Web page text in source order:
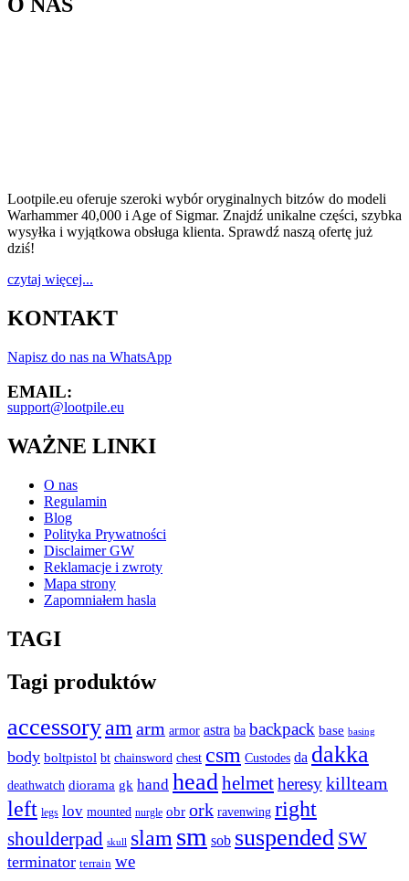
Lootpile.eu oferuje szeroki wybór oryginalnych bitzów do modeli
Warhammer 40,000 i Age of Sigmar. Znajdź unikalne części, szybka
wysyłka i wyjątkowa obsługa klienta. Sprawdź naszą ofertę już
dziś!
czytaj więcej...
KONTAKT
Napisz do nas na WhatsApp
EMAIL:
support@lootpile.eu
WAŻNE LINKI
O nas
Regulamin
Blog
Polityka Prywatności
Disclaimer GW
Reklamacje i zwroty
Mapa strony
Zapomniałem hasla
TAGI
Tagi produktów
accessoryam arm armor astra ba backpack base basing
body boltpistol bt chainsword chest csm Custodes da dakka
deathwatch diorama gk hand headhelmetheresykillteam
left legs lov mounted nurgle obr ork ravenwing right
shoulderpad skull slam sm sob suspended SW
terminator terrain we